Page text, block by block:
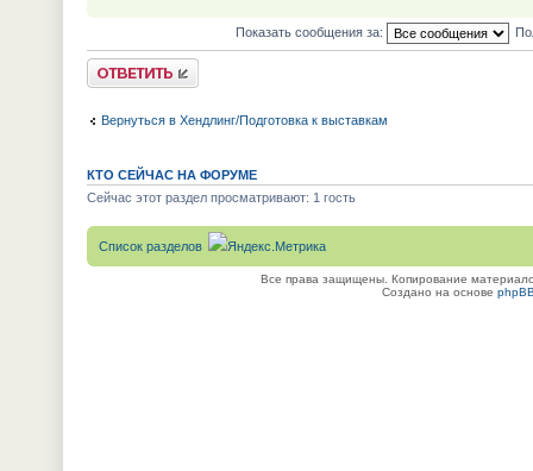
Показать сообщения за:
Ответить
Вернуться в Хендлинг/Подготовка к выставкам
КТО СЕЙЧАС НА ФОРУМЕ
Сейчас этот раздел просматривают: 1 гость
Список разделов
Все права защищены. Копирование
Создано на основе